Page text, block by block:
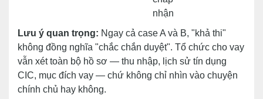
nhận
Lưu ý quan trọng: Ngay cả case A và B, "khả thi"
không đồng nghĩa "chắc chắn duyệt". Tổ chức cho vay
vẫn xét toàn bộ hồ sơ — thu nhập, lịch sử tín dụng
CIC, mục đích vay — chứ không chỉ nhìn vào chuyện
chính chủ hay không.